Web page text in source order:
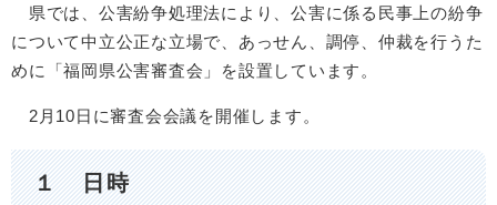
県では、公害紛争処理法により、公害に係る民事上の紛争
について中立公正な立場で、あっせん、調停、仲裁を行うた
めに「福岡県公害審査会」を設置しています。
2月10日に審査会会議を開催します。
１ 日時